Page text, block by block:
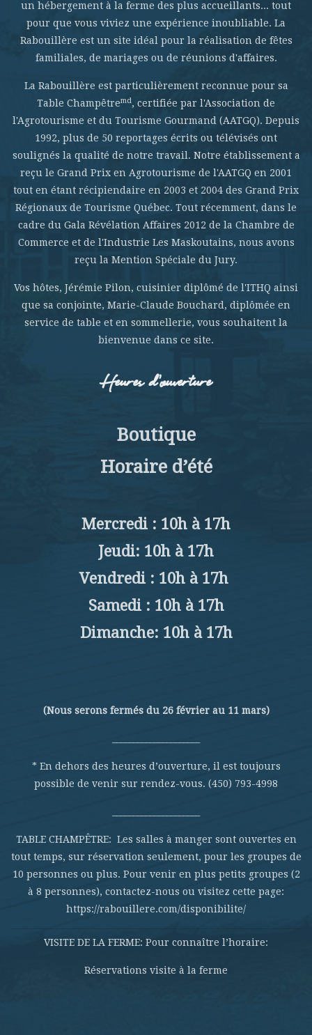
un hébergement à la ferme des plus accueillants... tout
pour que vous viviez une expérience inoubliable. La
Rabouillère est un site idéal pour la réalisation de fêtes
familiales, de mariages ou de réunions d'affaires.
La Rabouillère est particulièrement reconnue pour sa
Table Champêtremd, certifiée par l'Association de
l'Agrotourisme et du Tourisme Gourmand (AATGQ). Depuis
1992, plus de 50 reportages écrits ou télévisés ont
soulignés la qualité de notre travail. Notre établissement a
reçu le Grand Prix en Agrotourisme de l'AATGQ en 2001
tout en étant récipiendaire en 2003 et 2004 des Grand Prix
Régionaux de Tourisme Québec. Tout récemment, dans le
cadre du Gala Révélation Affaires 2012 de la Chambre de
Commerce et de l'Industrie Les Maskoutains, nous avons
reçu la Mention Spéciale du Jury.
Vos hôtes, Jérémie Pilon, cuisinier diplômé de l'ITHQ ainsi
que sa conjointe, Marie-Claude Bouchard, diplômée en
service de table et en sommellerie, vous souhaitent la
bienvenue dans ce site.
Heures d’ouverture
Boutique
Horaire d’été
Mercredi : 10h à 17h
Jeudi: 10h à 17h
Vendredi : 10h à 17h
Samedi : 10h à 17h
Dimanche: 10h à 17h
(Nous serons fermés du 26 février au 11 mars)
* En dehors des heures d’ouverture, il est toujours
possible de venir sur rendez-vous. (450) 793-4998
TABLE CHAMPÊTRE: Les salles à manger sont ouvertes en
tout temps, sur réservation seulement, pour les groupes de
10 personnes ou plus. Pour venir en plus petits groupes (2
à 8 personnes), contactez-nous ou visitez cette page:
https://rabouillere.com/disponibilite/
VISITE DE LA FERME: Pour connaître l’horaire:
Réservations visite à la ferme